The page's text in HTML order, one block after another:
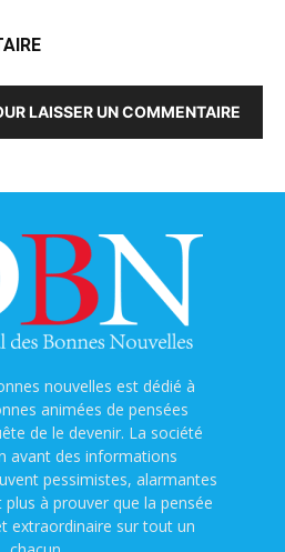
LAISSER UN COMMENTAIRE
nouvelles est dédié à
animées de pensées
de le devenir. La société
avant des informations
pessimistes, alarmantes
plus à prouver que la pensée
extraordinaire sur tout un